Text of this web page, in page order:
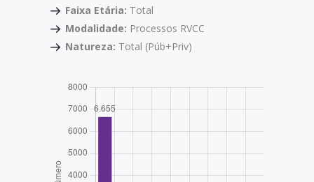
Faixa Etária: Total
Modalidade: Processos RVCC
Natureza: Total (Púb+Priv)